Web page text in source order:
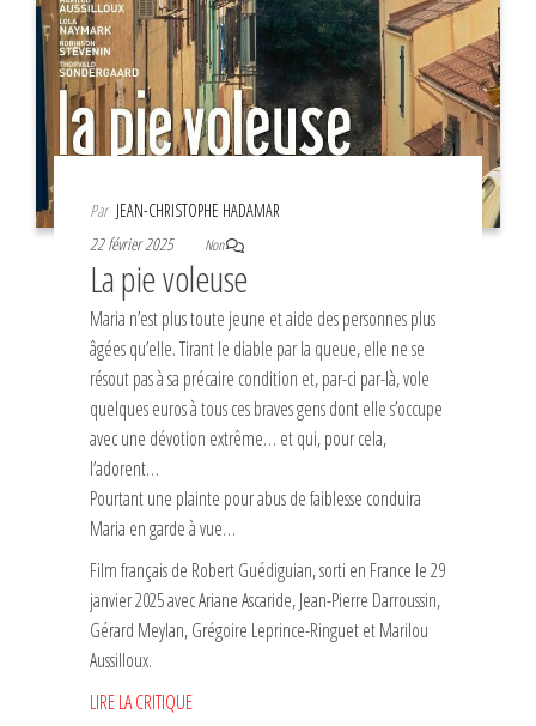
Par JEAN-CHRISTOPHE HADAMAR
22 février 2025
Non
La pie voleuse
Maria n’est plus toute jeune et aide des personnes plus
âgées qu’elle. Tirant le diable par la queue, elle ne se
résout pas à sa précaire condition et, par-ci par-là, vole
quelques euros à tous ces braves gens dont elle s’occupe
avec une dévotion extrême… et qui, pour cela,
l’adorent…
Pourtant une plainte pour abus de faiblesse conduira
Maria en garde à vue…
Film français de Robert Guédiguian, sorti en France le 29
janvier 2025 avec Ariane Ascaride, Jean-Pierre Darroussin,
Gérard Meylan, Grégoire Leprince-Ringuet et Marilou
Aussilloux.
LIRE LA CRITIQUE